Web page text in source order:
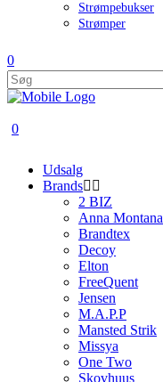
Strømpebukser
Strømper
0
0
Udsalg
Brands
2 BIZ
Anna Montana
Brandtex
Decoy
Elton
FreeQuent
Jensen
M.A.P.P
Mansted Strik
Missya
One Two
Skovhuus